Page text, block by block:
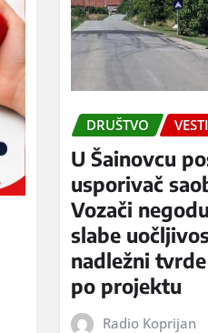
DRUŠTVO VESTI
U Šainovcu
usporivač
Vozači
slabe
nadležni
po projektu
Radio Koprijan